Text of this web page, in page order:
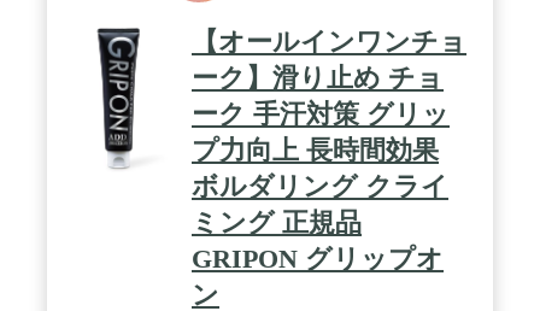
【オールインワンチョ
ーク】滑り止め チョ
ーク 手汗対策 グリッ
プ力向上 長時間効果
ボルダリング クライ
ミング 正規品
GRIPON グリップオ
ン